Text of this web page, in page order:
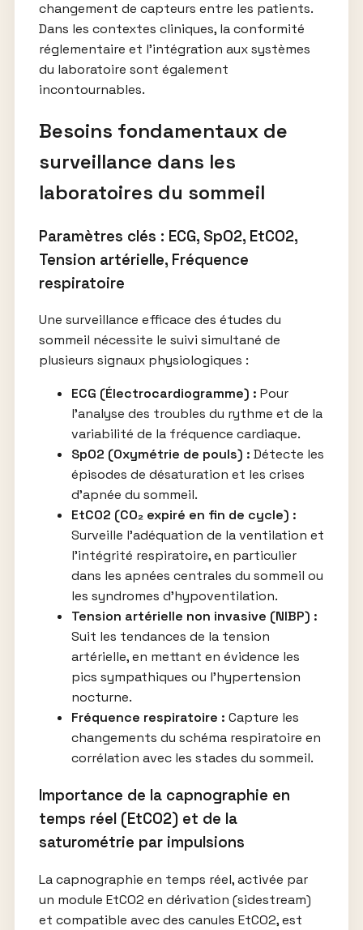
changement de capteurs entre les patients.
Dans les contextes cliniques, la conformité
réglementaire et l’intégration aux systèmes
du laboratoire sont également
incontournables.
Besoins fondamentaux de
surveillance dans les
laboratoires du sommeil
Paramètres clés : ECG, SpO2, EtCO2,
Tension artérielle, Fréquence
respiratoire
Une surveillance efficace des études du
sommeil nécessite le suivi simultané de
plusieurs signaux physiologiques :
ECG (Électrocardiogramme) : Pour
l’analyse des troubles du rythme et de la
variabilité de la fréquence cardiaque.
SpO2 (Oxymétrie de pouls) : Détecte les
épisodes de désaturation et les crises
d’apnée du sommeil.
EtCO2 (CO₂ expiré en fin de cycle) :
Surveille l’adéquation de la ventilation et
l’intégrité respiratoire, en particulier
dans les apnées centrales du sommeil ou
les syndromes d’hypoventilation.
Tension artérielle non invasive (NIBP) :
Suit les tendances de la tension
artérielle, en mettant en évidence les
pics sympathiques ou l’hypertension
nocturne.
Fréquence respiratoire : Capture les
changements du schéma respiratoire en
corrélation avec les stades du sommeil.
Importance de la capnographie en
temps réel (EtCO2) et de la
saturométrie par impulsions
La capnographie en temps réel, activée par
un module EtCO2 en dérivation (sidestream)
et compatible avec des canules EtCO2, est